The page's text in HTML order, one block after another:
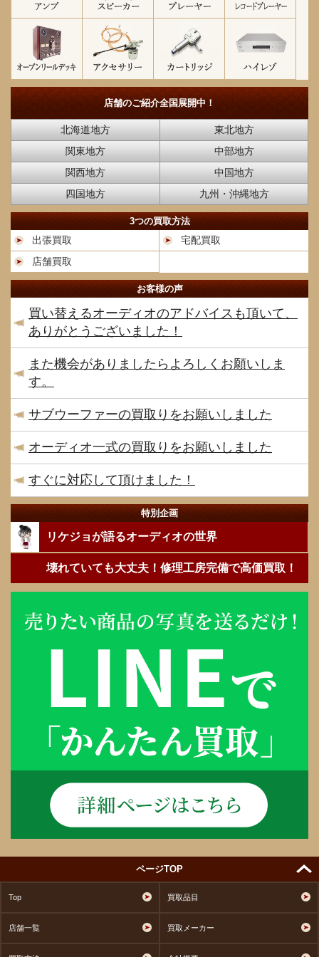
店舗のご紹介全国展開中！
北海道地方
東北地方
関東地方
中部地方
関西地方
中国地方
四国地方
九州・沖縄地方
3つの買取方法
出張買取
宅配買取
店舗買取
お客様の声
買い替えるオーディオのアドバイスも頂いて、
ありがとうございました！
また機会がありましたらよろしくお願いしま
す。
サブウーファーの買取りをお願いしました
オーディオ一式の買取りをお願いしました
すぐに対応して頂けました！
特別企画
リケジョが語るオーディオの世界
壊れていても大丈夫！修理工房完備で高価買取！
ページTOP
Top 買取品目
店舗一覧 買取メーカー